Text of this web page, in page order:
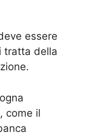
essere
tratta della
come il